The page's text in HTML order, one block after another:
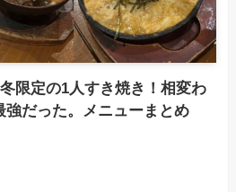
限定の1人すき焼き！相変わ
強だった。メニューまとめ